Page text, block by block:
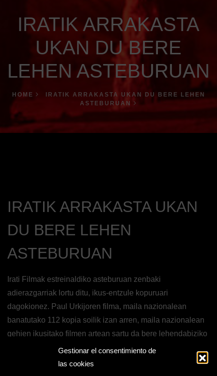
Gestionar el consentimiento de
las cookies
IRATIK ARRAKASTA
UKAN DU BERE
LEHEN ASTEBURUAN
HOME
IRATIK ARRAKASTA UKAN DU BERE LEHEN
ASTEBURUAN
IRATIK ARRAKASTA UKAN
DU BERE LEHEN
ASTEBURUAN
Irati Filmak estreinaldiko asteburuan zenbaki
adierazgarriak lortu ditu, ikus-entzule kopuruari
dagokionez. Paul Urkijoren filma, maila nazionalean
banatutako 112 kopia soilik izan arren, maila nazionalean
gehien ikusitako filmen artean sartu da bere lehendabiziko
asteburuaren ostean.
Euskarazko film batek sekula izan zuen estreinaldi onena